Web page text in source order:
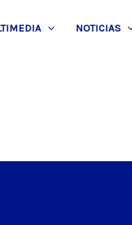
NOTICIAS